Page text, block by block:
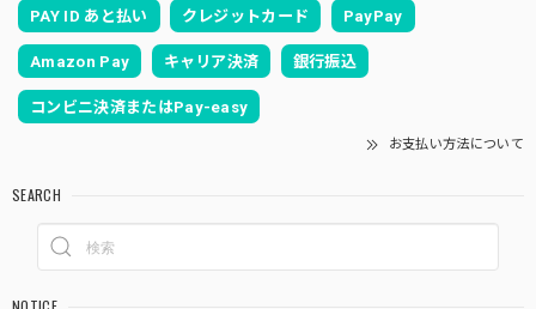
PAY ID あと払い クレジットカード PayPay
Amazon Pay キャリア決済 銀行振込
コンビニ決済またはPay-easy
お支払い方法について
SEARCH